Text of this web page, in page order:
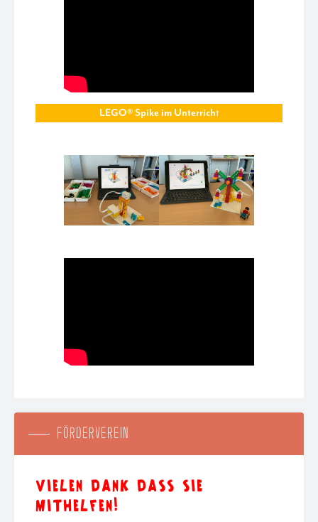
LEGO® Spike im Unterricht
FÖRDERVEREIN
VIELEN DANK DASS SIE
MITHELFEN!